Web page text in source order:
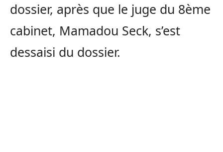
dossier, après que le juge du 8ème
cabinet, Mamadou Seck, s’est
dessaisi du dossier.